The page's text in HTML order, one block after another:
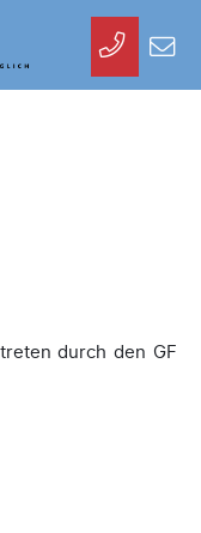
Kontakt
durch den GF